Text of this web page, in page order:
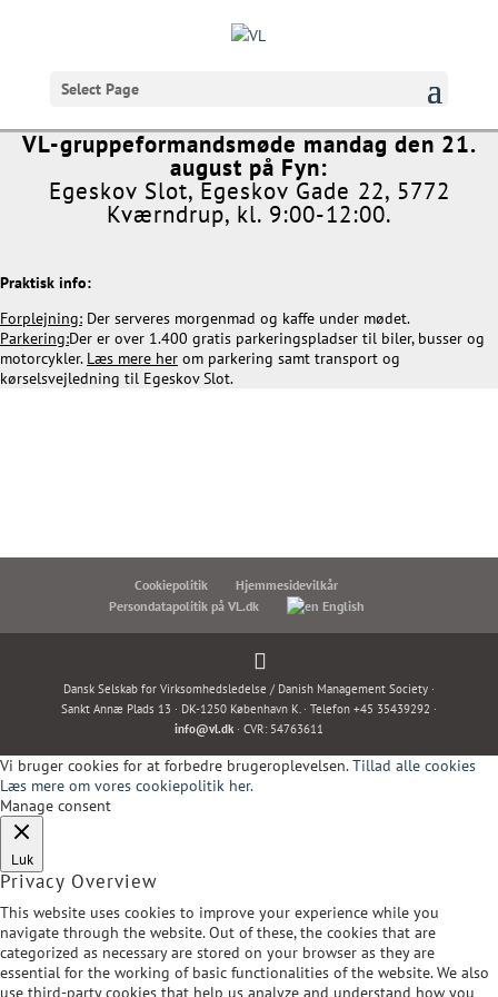
Select Page
VL-gruppeformandsmøde på fyn
VL-gruppeformandsmøde mandag den 21.
august på Fyn:
Egeskov Slot, Egeskov Gade 22, 5772
Kværndrup, kl. 9:00-12:00.
Praktisk info:
Forplejning: Der serveres morgenmad og kaffe under mødet.
Parkering:Der er over 1.400 gratis parkeringspladser til biler, busser og
motorcykler. Læs mere her om parkering samt transport og
kørselsvejledning til Egeskov Slot.
Cookiepolitik
Hjemmesidevilkår
Persondatapolitik på VL.dk
English
Dansk Selskab for Virksomhedsledelse / Danish Management Society ·
Sankt Annæ Plads 13 · DK-1250 København K. · Telefon +45 35439292 ·
info@vl.dk· CVR: 54763611
Vi bruger cookies for at forbedre brugeroplevelsen.Tillad alle cookies
Læs mere om vores cookiepolitik her.
Manage consent
Luk
Privacy Overview
This website uses cookies to improve your experience while you
navigate through the website. Out of these, the cookies that are
categorized as necessary are stored on your browser as they are
essential for the working of basic functionalities of the website. We also
use third-party cookies that help us analyze and understand how you